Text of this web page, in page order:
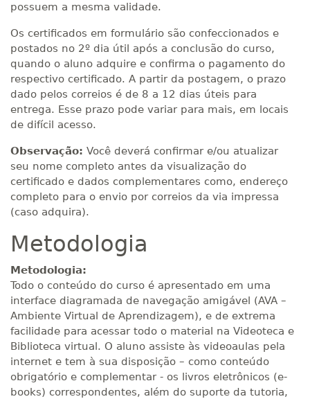
possuem a mesma validade.
Os certificados em formulário são confeccionados e
postados no 2º dia útil após a conclusão do curso,
quando o aluno adquire e confirma o pagamento do
respectivo certificado. A partir da postagem, o prazo
dado pelos correios é de 8 a 12 dias úteis para
entrega. Esse prazo pode variar para mais, em locais
de difícil acesso.
Observação: Você deverá confirmar e/ou atualizar
seu nome completo antes da visualização do
certificado e dados complementares como, endereço
completo para o envio por correios da via impressa
(caso adquira).
Metodologia
Metodologia:
Todo o conteúdo do curso é apresentado em uma
interface diagramada de navegação amigável (AVA –
Ambiente Virtual de Aprendizagem), e de extrema
facilidade para acessar todo o material na Videoteca e
Biblioteca virtual. O aluno assiste às videoaulas pela
internet e tem à sua disposição – como conteúdo
obrigatório e complementar - os livros eletrônicos (e-
books) correspondentes, além do suporte da tutoria,